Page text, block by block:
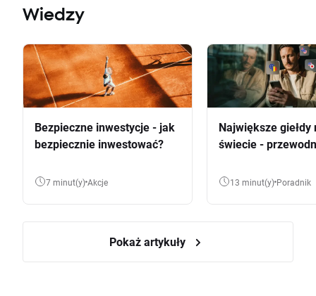
Wiedzy
Bezpieczne inwestycje - jak
bezpiecznie inwestować?
7 minut(y) Akcje
Największe giełdy
świecie -
13 minut(y) Poradnik
Pokaż artykuły